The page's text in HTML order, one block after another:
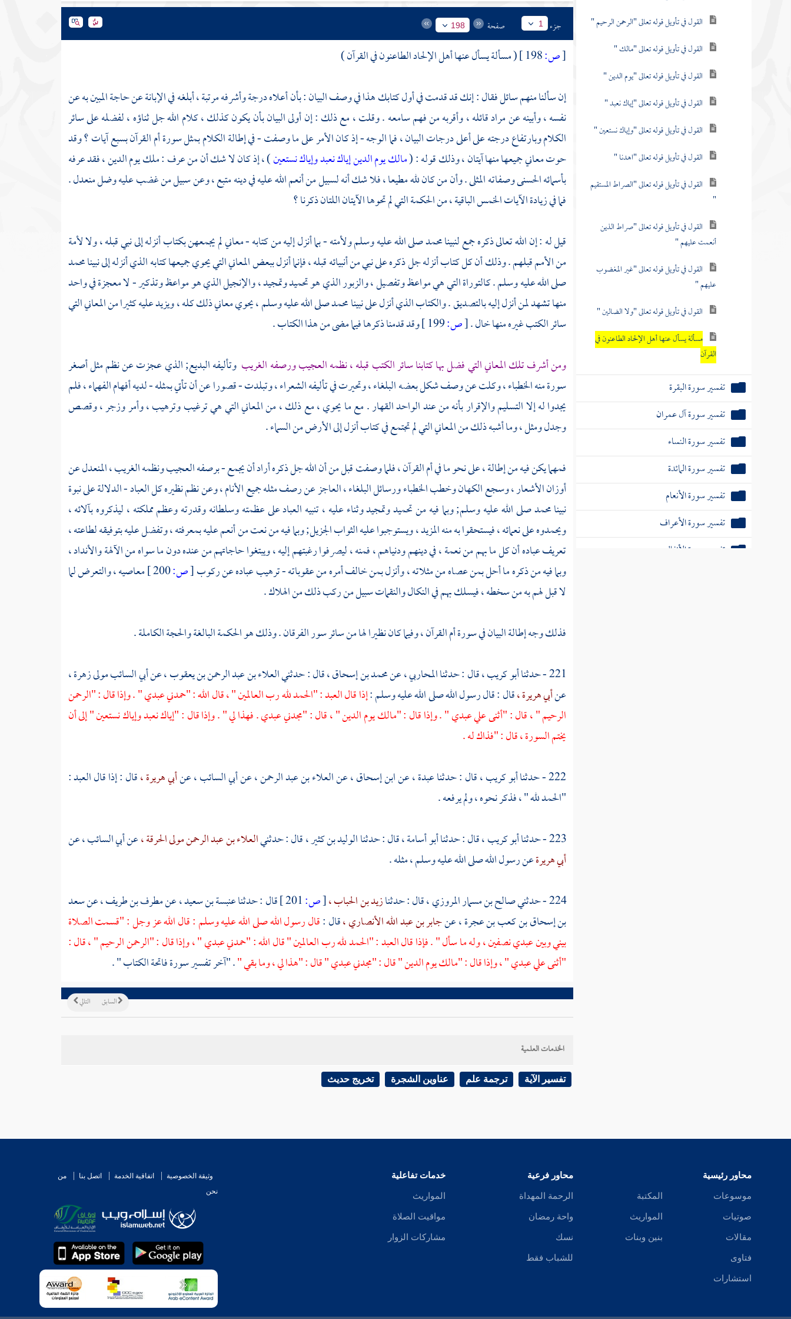
القول في تأويل قوله تعالى "الرحمن الرحيم "
القول في تأويل قوله تعالى "مالك "
القول في تأويل قوله تعالى "يوم الدين "
القول في تأويل قوله تعالى "إياك نعبد "
القول في تأويل قوله تعالى "وإياك نستعين "
القول في تأويل قوله تعالى "اهدنا "
القول في تأويل قوله تعالى "الصراط المستقيم
"
القول في تأويل قوله تعالى "صراط الذين
أنعمت عليهم "
القول في تأويل قوله تعالى "غير المغضوب
عليهم "
القول في تأويل قوله تعالى "ولا الضالين "
مسألة يسأل عنها أهل الإلحاد الطاعنون في
القرآن
تفسير سورة البقرة
تفسير سورة آل عمران
تفسير سورة النساء
تفسير سورة المائدة
تفسير سورة الأنعام
تفسير سورة الأعراف
تفسير سورة الأنفال
تفسير سورة لقمان
تفسير سورة السجدة
تفسير سورة فاطر
جزء 1 صفحة 198
[ص:
( مسألة يسأل عنها أهل الإلحاد الطاعنون في القرآن )
إن سألنا منهم سائل فقال : إنك قد قدمت في أول كتابك هذا في وصف البيان : بأن أعلاه درجة وأشرفه مرتبة ، أبلغه في الإبانة عن حاجة المبين به عن
نفسه ، وأبينه عن مراد قائله ، وأقربه من فهم سامعه . وقلت ، مع ذلك : إن أولى البيان بأن يكون كذلك ، كلام الله جل ثناؤه ، لفضله على سائر
الكلام وبارتفاع درجته على أعلى درجات البيان ، فما الوجه - إذ كان الأمر على ما وصفت - في إطالة الكلام بمثل سورة أم القرآن بسبع آيات ؟ وقد
حوت معاني جميعها منها آيتان ، وذلك قوله : (مالك يوم الدين إياك نعبد وإياك نستعين) ، إذ كان لا شك أن من عرف : ملك يوم الدين ، فقد عرفه
بأسمائه الحسنى وصفاته المثلى . وأن من كان لله مطيعا ، فلا شك أنه لسبيل من أنعم الله عليه في دينه متبع ، وعن سبيل من غضب عليه وضل منعدل .
فما في زيادة الآيات الخمس الباقية ، من الحكمة التي لم تحوها الآيتان اللتان ذكرنا ؟
قيل له : إن الله تعالى ذكره جمع لنبينامحمدصلى الله عليه وسلم ولأمته - بما أنزل إليه من كتابه - معاني لم يجمعهن بكتاب أنزله إلى نبي قبله ، ولا لأمة
من الأمم قبلهم . وذلك أن كل كتاب أنزله جل ذكره على نبي من أنبيائه قبله ، فإنما أنزل ببعض المعاني التي يحوي جميعها كتابه الذي أنزله إلى نبينامحمد
صلى الله عليه وسلم . كالتوراة التي هي مواعظ وتفصيل ، والزبور الذي هو تحميد وتمجيد ، والإنجيل الذي هو مواعظ وتذكير - لا معجزة في واحد
منها تشهد لمن أنزل إليه بالتصديق . والكتاب الذي أنزل على نبينامحمدصلى الله عليه وسلم ، يحوي معاني ذلك كله ، ويزيد عليه كثيرا من المعاني التي
سائر الكتب غيره منها خال .[ص:
وقد قدمنا ذكرها فيما مضى من هذا الكتاب .
ومن أشرف تلك المعاني التي فضل بها كتابنا سائر الكتب قبله ، نظمه العجيب ورصفه الغريب وتأليفه البديع; الذي عجزت عن نظم مثل أصغر
سورة منه الخطباء ، وكلت عن وصف شكل بعضه البلغاء ، وتحيرت في تأليفه الشعراء ، وتبلدت - قصورا عن أن تأتي بمثله - لديه أفهام الفهماء ، فلم
يجدوا له إلا التسليم والإقرار بأنه من عند الواحد القهار . مع ما يحوي ، مع ذلك ، من المعاني التي هي ترغيب وترهيب ، وأمر وزجر ، وقصص
وجدل ومثل ، وما أشبه ذلك من المعاني التي لم تجتمع في كتاب أنزل إلى الأرض من السماء .
فمهما يكن فيه من إطالة ، على نحو ما في أم القرآن ، فلما وصفت قبل من أن الله جل ذكره أراد أن يجمع - برصفه العجيب ونظمه الغريب ، المنعدل عن
أوزان الأشعار ، وسجع الكهان وخطب الخطباء ورسائل البلغاء ، العاجز عن رصف مثله جميع الأنام ، وعن نظم نظيره كل العباد - الدلالة على نبوة
نبينامحمدصلى الله عليه وسلم; وبما فيه من تحميد وتمجيد وثناء عليه ، تنبيه العباد على عظمته وسلطانه وقدرته وعظم مملكته ، ليذكروه بآلائه ،
ويحمدوه على نعمائه ، فيستحقوا به منه المزيد ، ويستوجبوا عليه الثواب الجزيل; وبما فيه من نعت من أنعم عليه بمعرفته ، وتفضل عليه بتوفيقه لطاعته ،
تعريف عباده أن كل ما بهم من نعمة ، في دينهم ودنياهم ، فمنه ، ليصرفوا رغبتهم إليه ، ويبتغوا حاجاتهم من عنده دون ما سواه من الآلهة والأنداد ،
وبما فيه من ذكره ما أحل بمن عصاه من مثلاته ، وأنزل بمن خالف أمره من عقوباته - ترهيب عباده عن ركوب[ص:200 ]
معاصيه ، والتعرض لما
لا قبل لهم به من سخطه ، فيسلك بهم في النكال والنقمات سبيل من ركب ذلك من الهلاك .
فذلك وجه إطالة البيان في سورة أم القرآن ، وفيما كان نظيرا لها من سائر سور الفرقان . وذلك هو الحكمة البالغة والحجة الكاملة .
221 - حدثنا
أبو كريب ،قال : حدثناالمحاربي ،عنمحمد بن إسحاق ،قال : حدثنيالعلاء بن عبد الرحمن بن يعقوب ،عنأبي السائب مولى زهرة ،
عنأبي هريرة ،قال : قال رسول الله صلى الله عليه وسلم :إذا قال العبد : "الحمد لله رب العالمين " ، قال الله : "حمدني عبدي " . وإذا قال : "الرحمن
الرحيم " ، قال : "أثنى علي عبدي " . وإذا قال : "مالك يوم الدين " ، قال : "مجدني عبدي . فهذا لي " . وإذا قال : "إياك نعبد وإياك نستعين " إلى أن
يختم السورة ، قال : "فذاك له .
222 - حدثنا
أبو كريب ،قال : حدثناعبدة ،عنابن إسحاق ،عنالعلاء بن عبد الرحمن، عنأبي السائب ،عنأبي هريرة ،قال : إذا قال العبد :
"الحمد لله " ، فذكر نحوه ، ولم يرفعه .
223 - حدثنا
أبو كريب ،قال : حدثناأبو أسامة ،قال : حدثناالوليد بن كثير ،قال : حدثنيالعلاء بن عبد الرحمن مولى الحرقة ،عنأبي السائب ،عن
أبي هريرةعن رسول الله صلى الله عليه وسلم ، مثله .
224 - حدثني
صالح بن مسمار المروزي ،قال : حدثنازيد بن الحباب ،[ص: قال : حدثناعنبسة بن سعيد ،عنمطرف بن طريف ،عنسعد
بن إسحاق بن كعب بن عجرة ،عنجابر بن عبد الله الأنصاري ،قال :قال رسول الله صلى الله عليه وسلم : قال الله عز وجل : "قسمت الصلاة
بيني وبين عبدي نصفين ، وله ما سأل " . فإذا قال العبد : "الحمد لله رب العالمين " قال الله : "حمدني عبدي " ، وإذا قال : "الرحمن الرحيم " ، قال :
"أثنى علي عبدي " ، وإذا قال : "مالك يوم الدين " قال : "مجدني عبدي " قال : "هذا لي ، وما بقي ". "آخر تفسير سورة فاتحة الكتاب " .
التالي السابق
الخدمات العلمية
تفسير الآية ترجمة علم عناوين الشجرة تخريج حديث
محاور رئيسية
موسوعات
صوتيات
مقالات
فتاوى
استشارات
المكتبة
المواريث
بنين وبنات
محاور فرعية
الرحمة المهداة
واحة رمضان
نسك
للشباب فقط
خدمات تفاعلية
المواريث
مواقيت الصلاة
مشاركات الزوار
وثيقة الخصوصية اتفاقية الخدمة اتصل بنا
من
نحن